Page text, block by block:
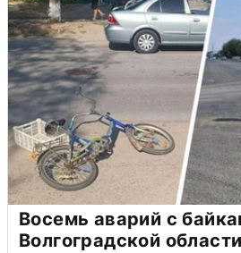
Восемь аварий с
Волгоградской области